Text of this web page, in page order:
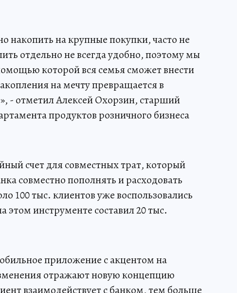
накопить на крупные покупки, часто не
отдельно не всегда удобно, поэтому мы
которой вся семья сможет внести
на мечту превращается в
- отметил Алексей Охорзин, старший
продуктов розничного бизнеса
счет для совместных трат, который
совместно пополнять и расходовать
100 тыс. клиентов уже воспользовались
этом инструменте составил 20 тыс.
приложение с акцентом на
отражают новую концепцию
взаимодействует с банком, тем больше